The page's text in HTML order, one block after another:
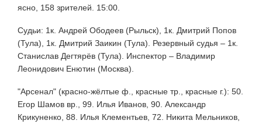
ясно, 158 зрителей. 15:00.
Судьи: 1к. Андрей Ободеев (Рыльск), 1к. Дмитрий Попов
(Тула), 1к. Дмитрий Заикин (Тула). Резервный судья – 1к.
Станислав Дегтярёв (Тула). Инспектор – Владимир
Леонидович Енютин (Москва).
"Арсенал" (красно-жёлтые ф., красные тр., красные г.): 50.
Егор Шамов вр., 99. Илья Иванов, 90. Александр
Крикуненко, 88. Илья Клементьев, 72. Никита Мельников,